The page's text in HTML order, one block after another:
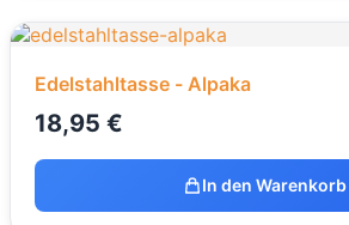
Edelstahltasse - Alpaka
18,95 €
In den Warenkorb